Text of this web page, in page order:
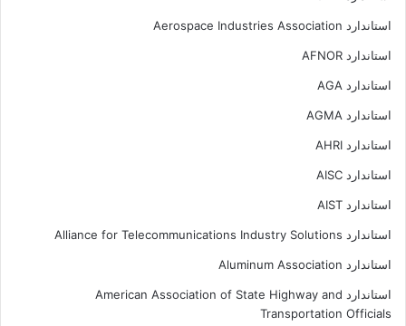
استاندارد Aerospace Industries Association
استاندارد AFNOR
استاندارد AGA
استاندارد AGMA
استاندارد AHRI
استاندارد AISC
استاندارد AIST
استاندارد Alliance for Telecommunications Industry Solutions
استاندارد Aluminum Association
استاندارد American Association of State Highway and
Transportation Officials